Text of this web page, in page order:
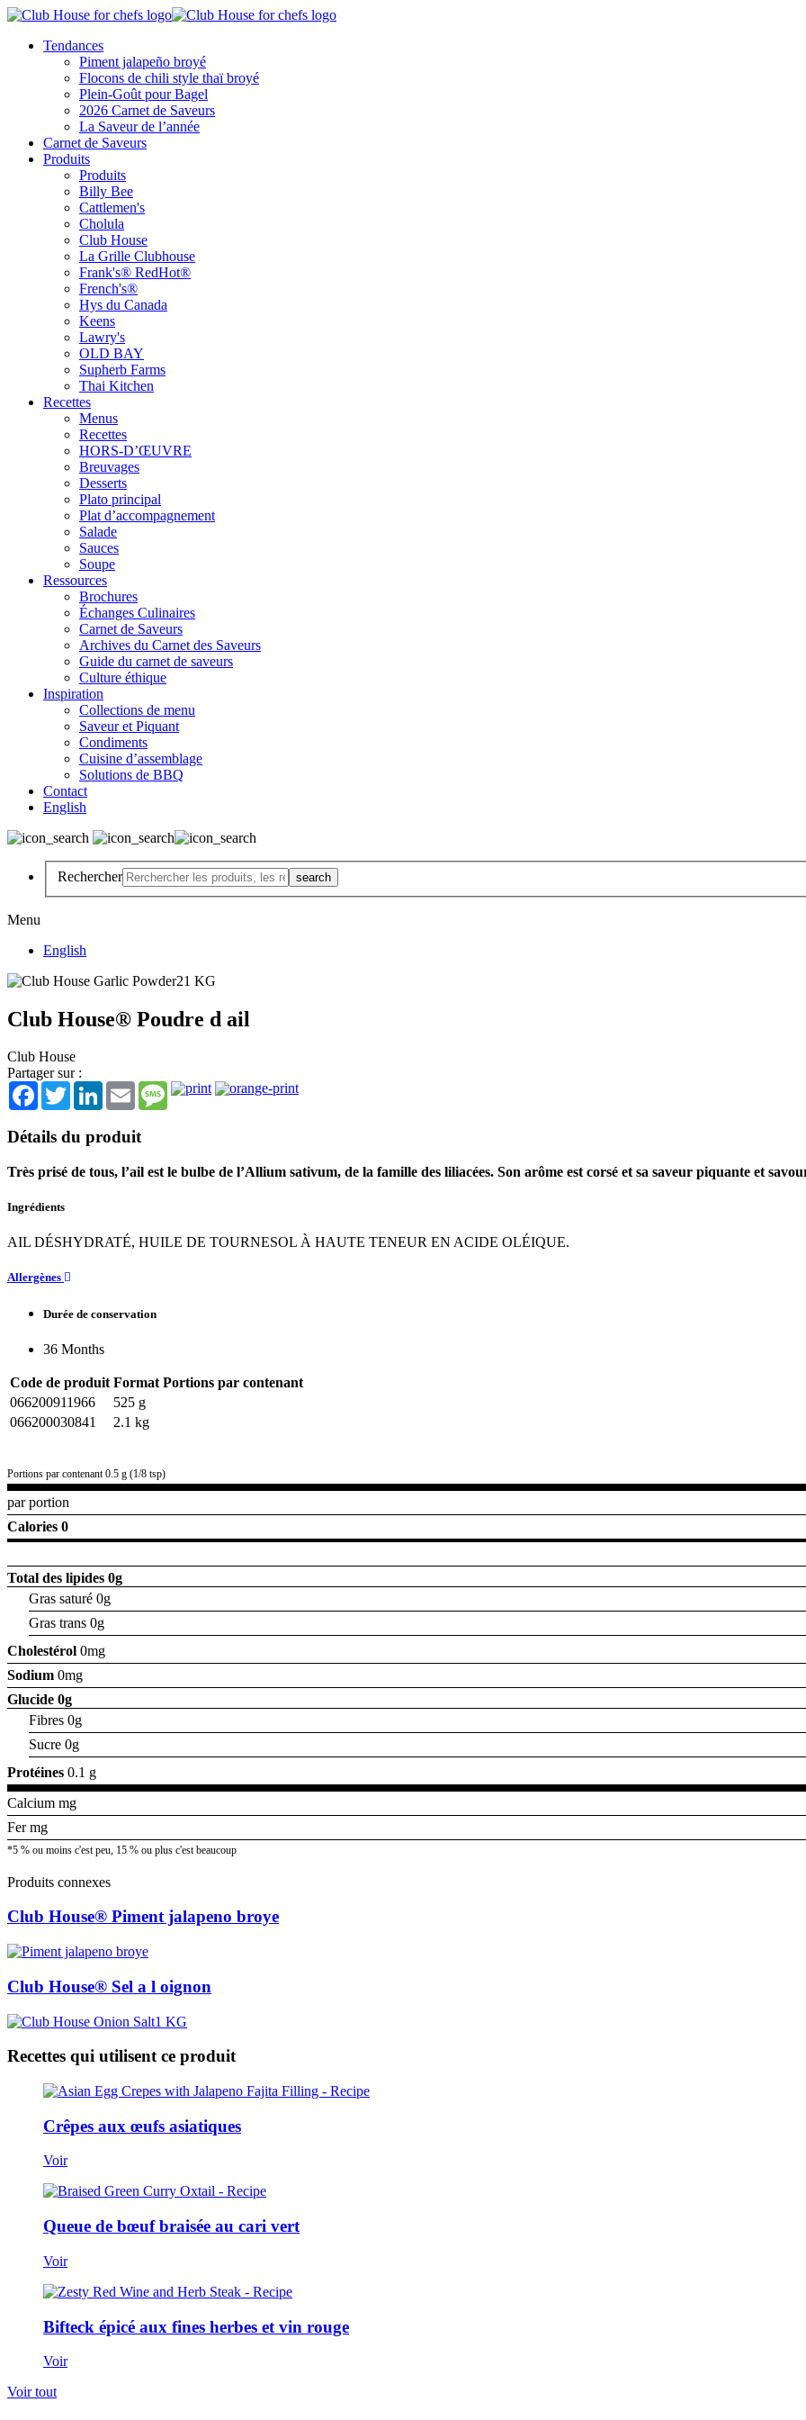
Tendances
Piment jalapeño broyé
Flocons de chili style thaï broyé
Plein-Goût pour Bagel
2026 Carnet de Saveurs
La Saveur de l’année
Carnet de Saveurs
Produits
Produits
Billy Bee
Cattlemen's
Cholula
Club House
La Grille Clubhouse
Frank's® RedHot®
French's®
Hys du Canada
Keens
Lawry's
OLD BAY
Supherb Farms
Thai Kitchen
Recettes
Menus
Recettes
HORS-D’ŒUVRE
Breuvages
Desserts
Plato principal
Plat d’accompagnement
Salade
Sauces
Soupe
Ressources
Brochures
Échanges Culinaires
Carnet de Saveurs
Archives du Carnet des Saveurs
Guide du carnet de saveurs
Culture éthique
Inspiration
Collections de menu
Saveur et Piquant
Condiments
Cuisine d’assemblage
Solutions de BBQ
Contact
English
Rechercher
Menu
English
Club House® Poudre d ail
Club House
Partager sur :
Facebook
TwitterLinkedInEmail Message
Détails du produit
Très prisé de tous, l’ail est le bulbe de l’Allium sativum, de la famille des liliacées. Son arôme est corsé et sa saveur piquante et
Ingrédients
AIL DÉSHYDRATÉ, HUILE DE TOURNESOL À HAUTE TENEUR EN ACIDE OLÉIQUE.
Allergènes
Durée de conservation
36 Months
Code de produit Format Portions par contenant
066200911966
525 g
066200030841
2.1 kg
Portions par contenant 0.5 g (1/8 tsp)
par portion
Calories 0
Total des lipides 0g
Gras saturé 0g
Gras trans 0g
Cholestérol 0mg
Sodium 0mg
Glucide 0g
Fibres 0g
Sucre 0g
Protéines 0.1 g
Calcium mg
Fer mg
*5 % ou moins c'est peu, 15 % ou plus c'est beaucoup
Produits connexes
Club House® Piment jalapeno broye
Club House® Sel a l oignon
Recettes qui utilisent ce produit
Crêpes aux œufs asiatiques
Voir
Queue de bœuf braisée au cari vert
Voir
Bifteck épicé aux fines herbes et vin rouge
Voir
Voir tout